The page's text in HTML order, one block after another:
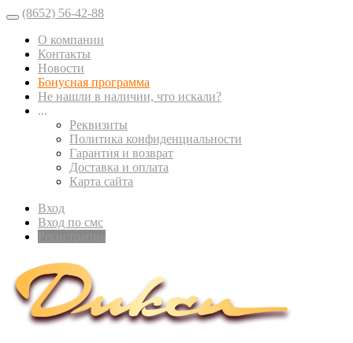
(8652) 56-42-88
О компании
Контакты
Новости
Бонусная программа
Не нашли в наличии, что искали?
...
Реквизиты
Политика конфиденциальности
Гарантия и возврат
Доставка и оплата
Карта сайта
Вход
Вход по смс